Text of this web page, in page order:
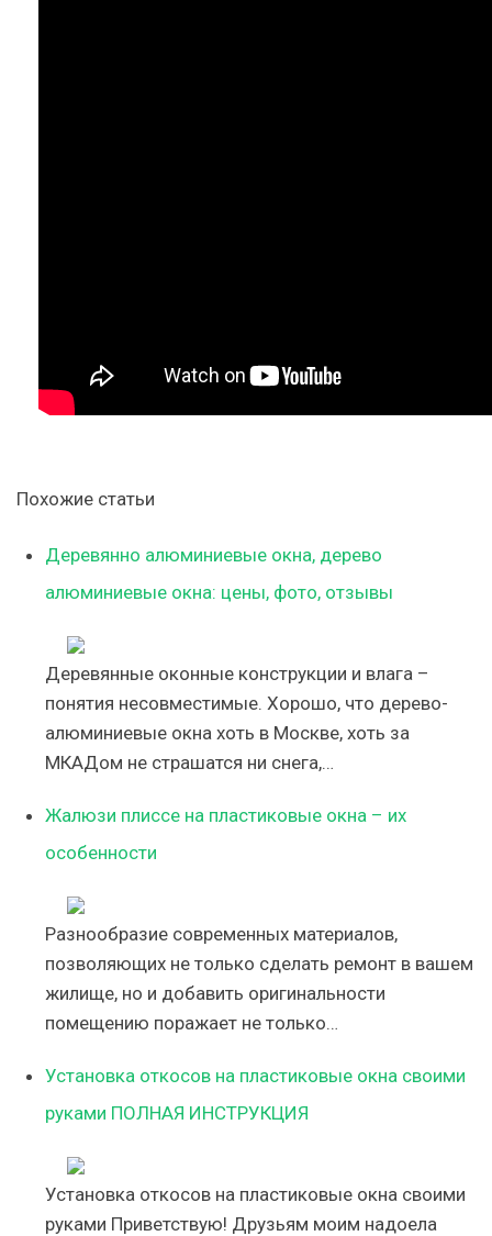
Похожие статьи
Деревянно алюминиевые окна, дерево
алюминиевые окна: цены, фото, отзывы
Деревянные оконные конструкции и влага –
понятия несовместимые. Хорошо, что дерево-
алюминиевые окна хоть в Москве, хоть за
МКАДом не страшатся ни снега,…
Жалюзи плиссе на пластиковые окна – их
особенности
Разнообразие современных материалов,
позволяющих не только сделать ремонт в вашем
жилище, но и добавить оригинальности
помещению поражает не только…
Установка откосов на пластиковые окна своими
руками ПОЛНАЯ ИНСТРУКЦИЯ
Установка откосов на пластиковые окна своими
руками Приветствую! Друзьям моим надоела